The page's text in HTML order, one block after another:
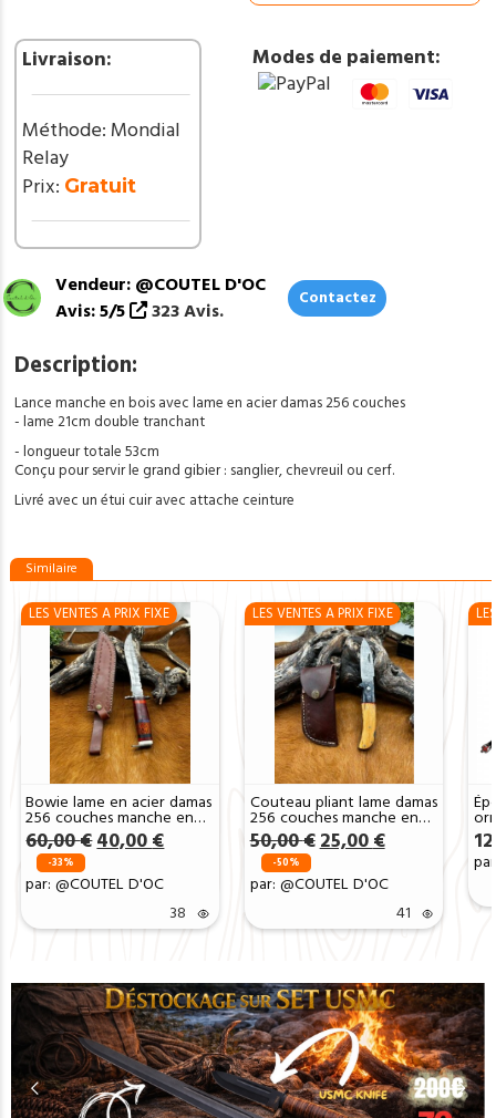
256
couches
double
tranchant_
dm3
Livraison:
Méthode: Mondial
Relay
Prix: Gratuit
Modes de paiement:
Vendeur: @COUTEL D'OC
Avis: 5/5
323 Avis.
Contactez
Description:
Lance manche en bois avec lame en acier damas 256 couches
- lame 21cm double tranchant
- longueur totale 53cm
Conçu pour servir le grand gibier : sanglier, chevreuil ou cerf.
Livré avec un étui cuir avec attache ceinture
Similaire
LES VENTES A PRIX FIXE
Bowie lame en acier damas
256 couches manche en
bois ref B139
60,00€Le
prix
initial
était :
40,00 €Le
prix
actuel
est :
40,00 €.
-33%
par: @COUTEL D'OC
38
LES VENTES A PRIX FIXE
Couteau pliant lame damas
256 couches manche en
bois avec etui ref CPO09
50,00€ Le
prix
initial
était :
25,00 €Le
prix
actuel
est :
25,00 €.
-50%
par: @COUTEL D'OC
41